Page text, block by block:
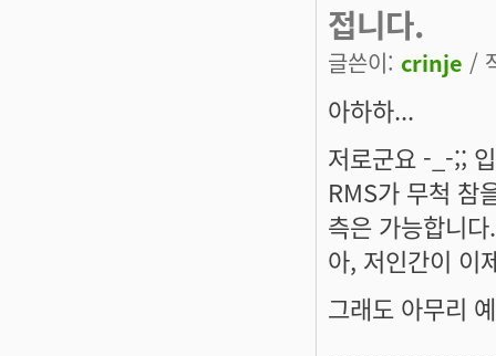
접니다.
글쓴이: crinje /
아하하...
저로군요 -_-;;
RMS가 무척 참
측은 가능합니다.
아, 저인간이 이
그래도 아무리